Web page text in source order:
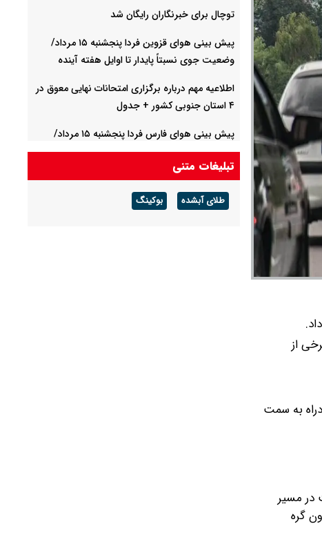
از
تا انتهای آزادراه به سمت
در مسیر
گره
توچال برای خبرنگاران رایگان شد
پیش بینی هوای قزوین فردا پنجشنبه ۱۵ مرداد/
وضعیت جوی نسبتاً پایدار تا اوایل هفته آینده
اطلاعیه مهم درباره برگزاری امتحانات نهایی معوق در
۴ استان جنوبی کشور + جدول
پیش بینی هوای فارس فردا پنجشنبه ۱۵ مرداد/
احتمال آب‌گرفتگی و سیلابی شدن مسیل‌ها
تبلیغات متنی
طلای آبشده بوکینگ